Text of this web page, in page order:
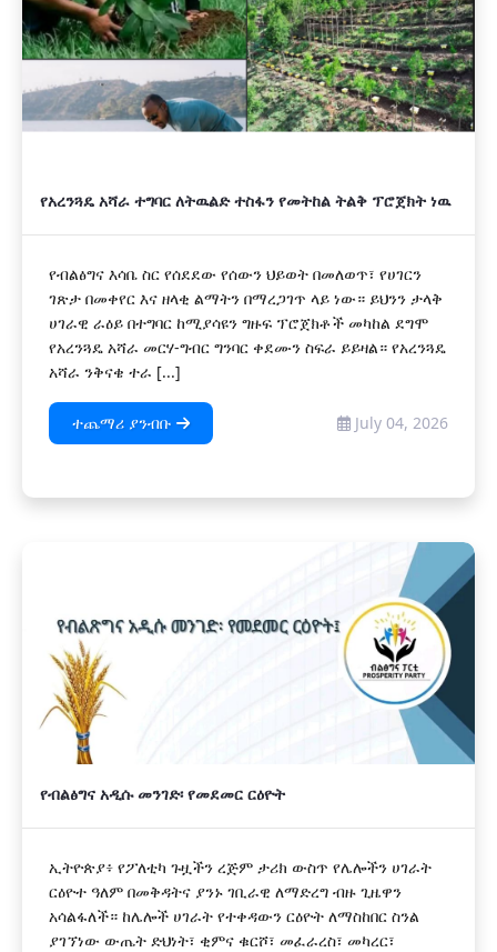
የአረንጓዴ አሻራ ተግባር ለትዉልድ ተስፋን የመትከል ትልቅ ፕሮጀክት ነዉ
የብልፅግና እሳቤ ስር የሰደደው የሰውን ህይወት በመለወጥ፣ የሀገርን
ገጽታ በመቀየር እና ዘላቂ ልማትን በማረጋገጥ ላይ ነው። ይህንን ታላቅ
ሀገራዊ ራዕይ በተግባር ከሚያሳዩን ግዙፍ ፕሮጀክቶች መካከል ደግሞ
የአረንጓዴ አሻራ መርሃ-ግብር ግንባር ቀደሙን ስፍራ ይይዛል። የአረንጓዴ
አሻራ ንቅናቄ ተራ [...]
ተጨማሪ ያንብቡ July 04, 2026
የብልፅግና አዲሱ መንገድ፡ የመደመር ርዕዮት
ኢትዮጵያ፥ የፖለቲካ ጉዟችን ረጅም ታሪክ ውስጥ የሌሎችን ሀገራት
ርዕዮተ ዓለም በመቅዳትና ያንኑ ገቢራዊ ለማድረግ ብዙ ጊዜዋን
አሳልፋለች። ከሌሎች ሀገራት የተቀዳውን ርዕዮት ለማስከበር ስንል
ያገኘነው ውጤት ድህነት፣ ቂምና ቁርሾ፣ መፈራረስ፣ መካረር፣